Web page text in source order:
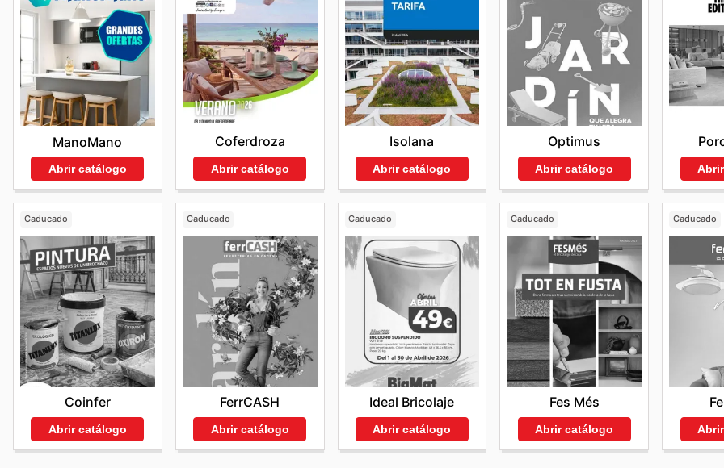
ManoMano
Abrir catálogo
Coferdroza
Abrir catálogo
Isolana
Abrir catálogo
Optimus
Abrir catálogo
Caducado
Coinfer
Abrir catálogo
Caducado
FerrCASH
Abrir catálogo
Caducado
Ideal Bricolaje
Abrir catálogo
Caducado
Fes Més
Abrir catálogo
Caducado